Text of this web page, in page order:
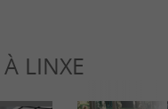
À LINXE